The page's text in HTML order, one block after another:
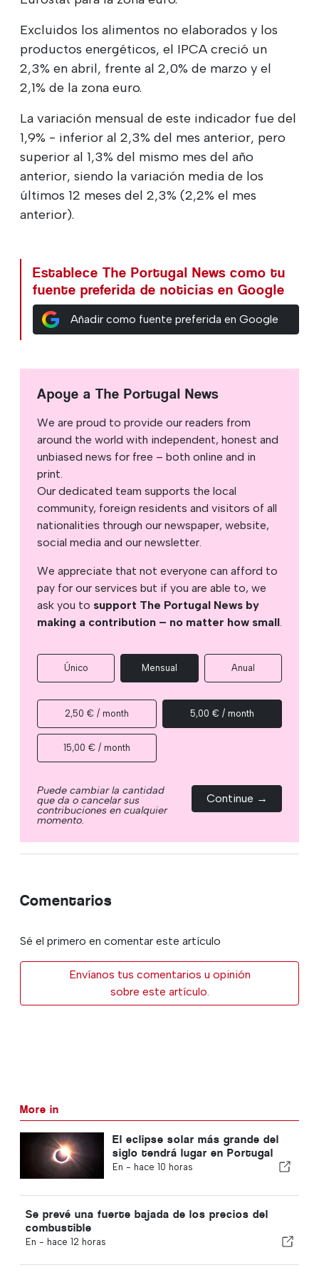
Excluidos los alimentos no elaborados y los
productos energéticos, el IPCA creció un
2,3% en abril, frente al 2,0% de marzo y el
2,1% de la zona euro.
La variación mensual de este indicador fue del
1,9% - inferior al 2,3% del mes anterior, pero
superior al 1,3% del mismo mes del año
anterior, siendo la variación media de los
últimos 12 meses del 2,3% (2,2% el mes
anterior).
Establece The Portugal News como tu
fuente preferida de noticias en Google
Añadir como fuente preferida en Google
Apoye a The Portugal News
We are proud to provide our readers from
around the world with independent, honest and
unbiased news for free – both online and in
print.
Our dedicated team supports the local
community, foreign residents and visitors of all
nationalities through our newspaper, website,
social media and our newsletter.
We appreciate that not everyone can afford to
pay for our services but if you are able to, we
ask you to support The Portugal News by
making a contribution – no matter how small.
Único Mensual Anual
2,50 € / month 5,00 € / month
15,00 € / month
Puede cambiar la cantidad
que da o cancelar sus
contribuciones en cualquier
momento.
Continue →
Comentarios
Sé el primero en comentar este artículo
Envíanos tus comentarios u opinión
sobre este artículo.
More in
El eclipse solar más grande del
siglo tendrá lugar en Portugal
En - hace 10 horas
Se prevé una fuerte bajada de los precios del
combustible
En - hace 12 horas